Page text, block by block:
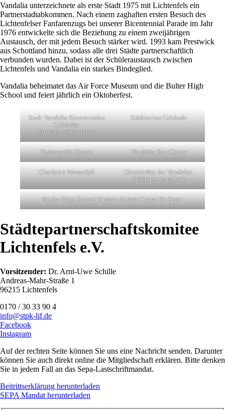
Vandalia unterzeichnete als erste Stadt 1975 mit Lichtenfels ein
Partnerstadtabkommen. Nach einem zaghaften ersten Besuch des
Lichtenfelser Fanfarenzugs bei unserer Bicentennial Parade im Jahr
1976 entwickelte sich die Beziehung zu einem zweijährigen
Austausch, der mit jedem Besuch stärker wird. 1993 kam Prestwick
aus Schottland hinzu, sodass alle drei Städte partnerschaftlich
verbunden wurden. Dabei ist der Schüleraustausch zwischen
Lichtenfels und Vandalia ein starkes Bindeglied.
Vandalia beheimatet das Air Force Museum und die Bulter High
School und feiert jährlich ein Oktoberfest.
Stadt Vandalia Kommunales
Gebäude
Partnerschaftszeichen
Städtisches Gebäude
Taylorsville-Damm Vandalia Rec Center
Charlston Wasserfall
Oktoberfest der Vandalia-
Städtepartnerschaft
Butler High School Student Activit Center für Sport
Städte­partner­schafts­komitee
Lichtenfels e.V.
Vorsitzender: Dr. Arnt-Uwe Schille
Andreas-Mahr-Straße 1
96215 Lichtenfels
0170 / 30 33 90 4
info@stpk-lif.de
Facebook
Instagram
Auf der rechten Seite können Sie uns eine Nachricht senden. Darunter
können Sie auch direkt online die Mitgliedschaft erklären. Bitte denken
Sie in jedem Fall an das Sepa-Lastschriftmandat.
Beitrittserklärung herunterladen
SEPA Mandat herunterladen